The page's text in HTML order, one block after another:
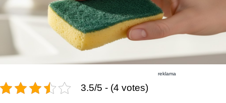
reklama
3.5/5 - (4 votes)